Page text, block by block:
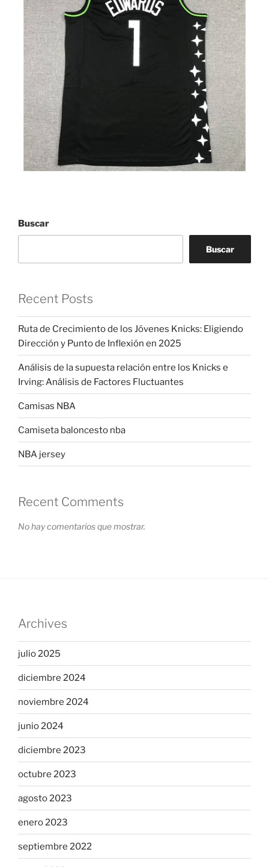
Buscar
Buscar
Recent Posts
Ruta de Crecimiento de los Jóvenes Knicks: Eligiendo
Dirección y Punto de Inflexión en 2025
Análisis de la supuesta relación entre los Knicks e
Irving: Análisis de Factores Fluctuantes
Camisas NBA
Camiseta baloncesto nba
NBA jersey
Recent Comments
No hay comentarios que mostrar.
Archives
julio 2025
diciembre 2024
noviembre 2024
junio 2024
diciembre 2023
octubre 2023
agosto 2023
enero 2023
septiembre 2022